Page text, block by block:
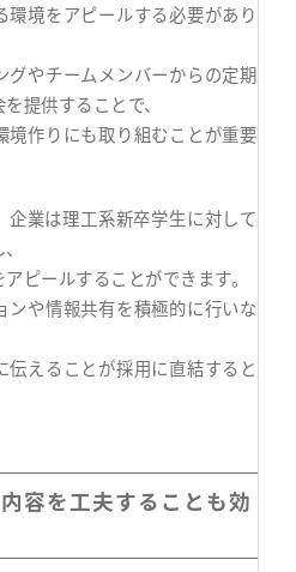
境をアピールする必要があり
グやチームメンバーからの定期
提供することで、
境作りにも取り組むことが重要
企業は理工系新卒学生に対して
ピールすることができます。
ンや情報共有を積極的に行いな
伝えることが採用に直結すると
容を工夫することも効